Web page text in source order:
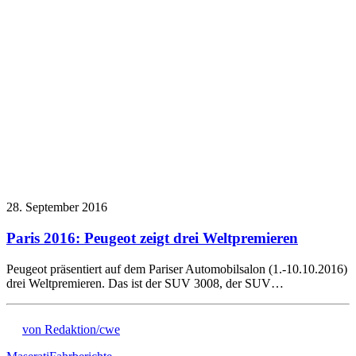
28. September 2016
Paris 2016: Peugeot zeigt drei Weltpremieren
Peugeot präsentiert auf dem Pariser Automobilsalon (1.-10.10.2016)
drei Weltpremieren. Das ist der SUV 3008, der SUV…
von Redaktion/cwe